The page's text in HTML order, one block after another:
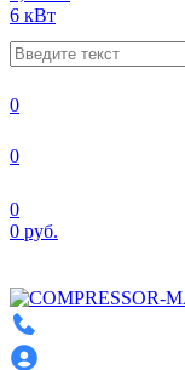
6 кВт
0
0
0
0 руб.